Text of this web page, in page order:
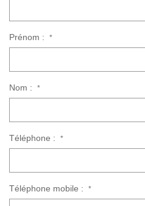
Prénom : *
Nom : *
Téléphone : *
Téléphone mobile : *